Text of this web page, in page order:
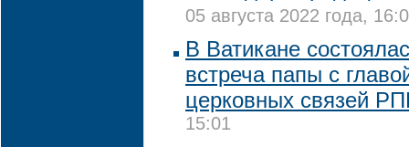
05 августа 2022 года,
В Ватикане
встреча папы с
церковных связей
15:01